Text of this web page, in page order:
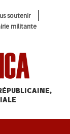
soutenir
militante